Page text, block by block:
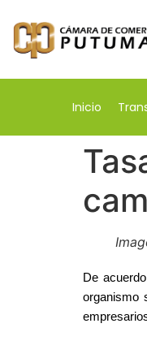
Inicio
De
organismo